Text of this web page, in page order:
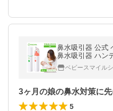
鼻水吸引器 公式
鼻水吸引器 ハン
水 電動鼻吸い器
ベビースマイル
5